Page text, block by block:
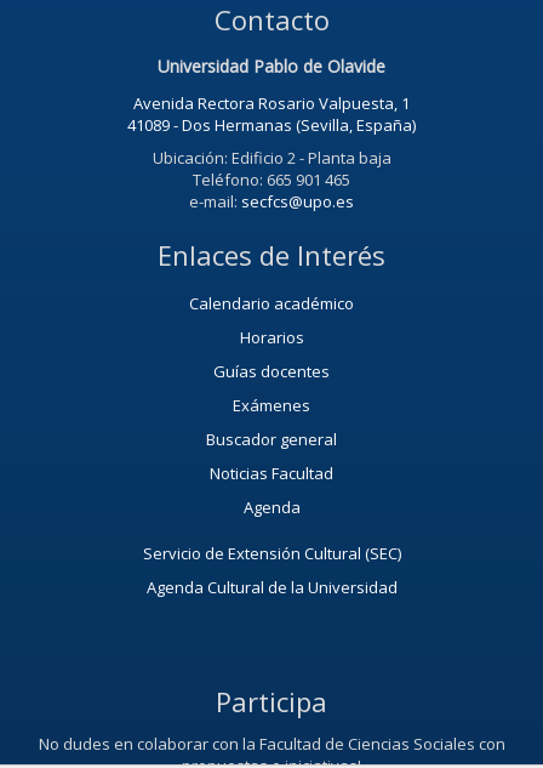
Contacto
Universidad Pablo de Olavide
Avenida Rectora Rosario Valpuesta, 1
41089 - Dos Hermanas (Sevilla, España)
Ubicación: Edificio 2 - Planta baja
Teléfono: 665 901 465
e-mail: secfcs@upo.es
Enlaces de Interés
Calendario académico
Horarios
Guías docentes
Exámenes
Buscador general
Noticias Facultad
Agenda
Servicio de Extensión Cultural (SEC)
Agenda Cultural de la Universidad
Participa
No dudes en colaborar con la Facultad de Ciencias Sociales con